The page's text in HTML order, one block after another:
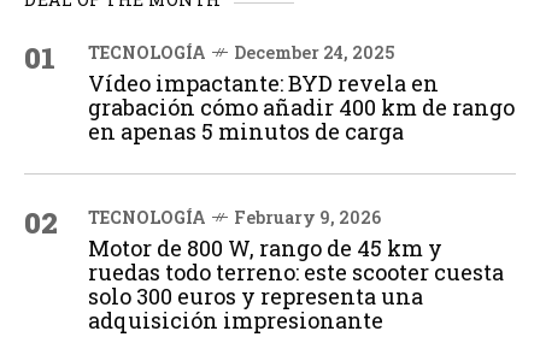
01 TECNOLOGÍA December 24, 2025
Vídeo impactante: BYD revela en
grabación cómo añadir 400 km de rango
en apenas 5 minutos de carga
02 TECNOLOGÍA February 9, 2026
Motor de 800 W, rango de 45 km y
ruedas todo terreno: este scooter cuesta
solo 300 euros y representa una
adquisición impresionante